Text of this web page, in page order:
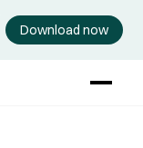
Download now